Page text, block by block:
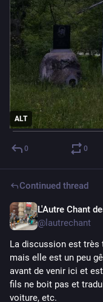
ALT
0 0
Continued thread
L'Autre Chant
@lautrechant
La discussion est très
mais elle est un peu
avant de venir ici et
fils ne boit pas et
voiture, etc.